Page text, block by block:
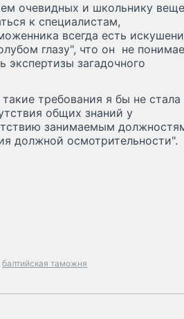
очевидных и школьнику
к специалистам,
всегда есть
глазу", что он не
экспертизы загадочного
требования я бы не стала
общих знаний у
занимаемым
должной осмотрительности".
балтийская таможня